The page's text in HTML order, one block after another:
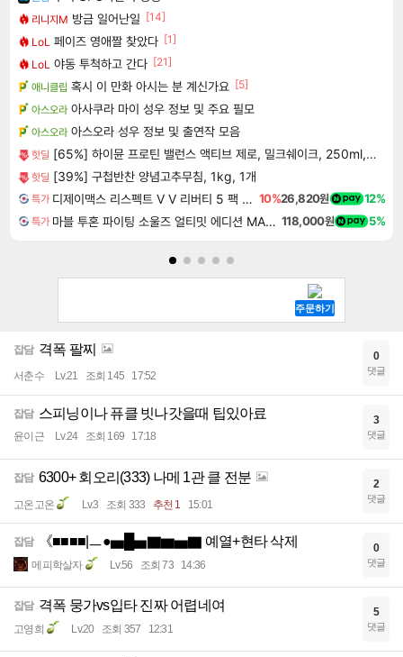
리니지M 방금 일어난일 [14]
LoL 페이즈 영애짤 찾았다 [1]
LoL 야동 투척하고 간다 [21]
애니클립 혹시 이 만화 아시는 분 계신가요 [5]
아스오라 아사쿠라 마이 성우 정보 및 주요 필모
아스오라 아스오라 성우 정보 및 출연작 모음
핫딜 [65%] 하이뮨 프로틴 밸런스 액티브 제로, 밀크쉐이크, 250ml, 18개
핫딜 [39%] 구첩반찬 양념고추무침, 1kg, 1개
특가 디제이맥스 리스펙트 V V 리버티 5 팩 DJMAX RESPECT V V Liberty 5 Pack DLC 10%26,820원 12%
특가 마블 투혼 파이팅 소울즈 얼티밋 에디션 MARVEL Tokon Fighting Souls Ultimate Edition 118,000원 5%
잡담 격폭 팔찌
서춘수 Lv.21 조회 145 17:52
0
댓글
잡담 스피닝이나 퓨클 빗나갓을때 팁있아료
윤이근 Lv.24 조회 169 17:18
3
댓글
잡담 6300+ 회오리(333) 나메 1관 클 전분
고온고온 Lv.3 조회 333 추천 1 15:01
2
댓글
잡담 《■■■■|ㅡ●▅█▅▇▆▅▇ 예열+현타 삭제
메피학살자 Lv.56 조회 73 14:36
0
댓글
잡담 격폭 뭉가vs입타 진짜 어렵네여
고영희 Lv.20 조회 357 12:31
5
댓글